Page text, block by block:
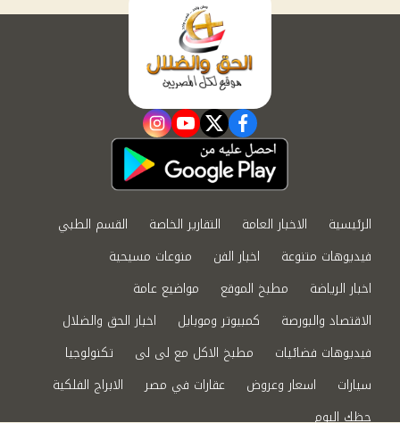
facebook
twitter
youtube
instagram
الرئيسية الاخبار العامة التقارير الخاصة
القسم الطبي
فيديوهات متنوعة
اخبار الفن
منوعات مسيحية
اخبار الرياضة
مطبخ الموقع
مواضيع عامة
الاقتصاد والبورصة
كمبيوتر وموبايل
اخبار الحق والضلال
فيديوهات فضائيات
مطبخ الاكل مع لى لى
تكنولوجيا
سيارات
اسعار وعروض عقارات في مصر
الابراج الفلكية
حظك اليوم